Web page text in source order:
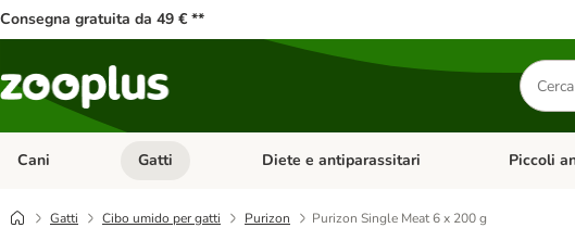
Consegna gratuita da 49 € **
Cerca
prodotti
Cani Apri Menu Categoria: Cani
Gatti Apri Menu Categoria: Gatti
Diete e antiparassitari Apri Menu
Piccoli
Gatti Cibo umido per gatti Purizon Purizon Single Meat 6 x 200 g